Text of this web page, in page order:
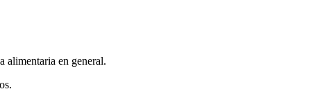
alimentaria en general.